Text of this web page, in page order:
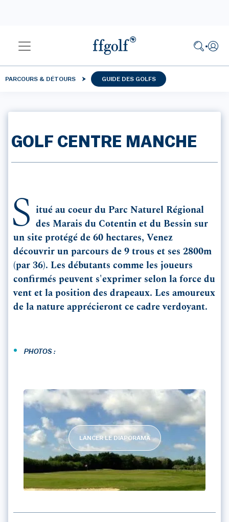
PARCOURS & DÉTOURS GUIDE DES GOLFS
GOLF CENTRE MANCHE
S
itué au coeur du Parc Naturel Régional
des Marais du Cotentin et du Bessin sur
un site protégé de 60 hectares, Venez
découvrir un parcours de 9 trous et ses 2800m
(par 36). Les débutants comme les joueurs
confirmés peuvent s'exprimer selon la force du
vent et la position des drapeaux. Les amoureux
de la nature apprécieront ce cadre verdoyant.
• PHOTOS :
LANCER LE DIAPORAMA